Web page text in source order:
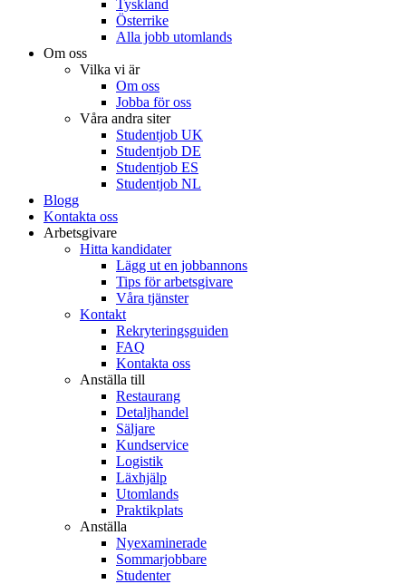
Tyskland
Österrike
Alla jobb utomlands
Om oss
Vilka vi är
Om oss
Jobba för oss
Våra andra siter
Studentjob UK
Studentjob DE
Studentjob ES
Studentjob NL
Blogg
Kontakta oss
Arbetsgivare
Hitta kandidater
Lägg ut en jobbannons
Tips för arbetsgivare
Våra tjänster
Kontakt
Rekryteringsguiden
FAQ
Kontakta oss
Anställa till
Restaurang
Detaljhandel
Säljare
Kundservice
Logistik
Läxhjälp
Utomlands
Praktikplats
Anställa
Nyexaminerade
Sommarjobbare
Studenter